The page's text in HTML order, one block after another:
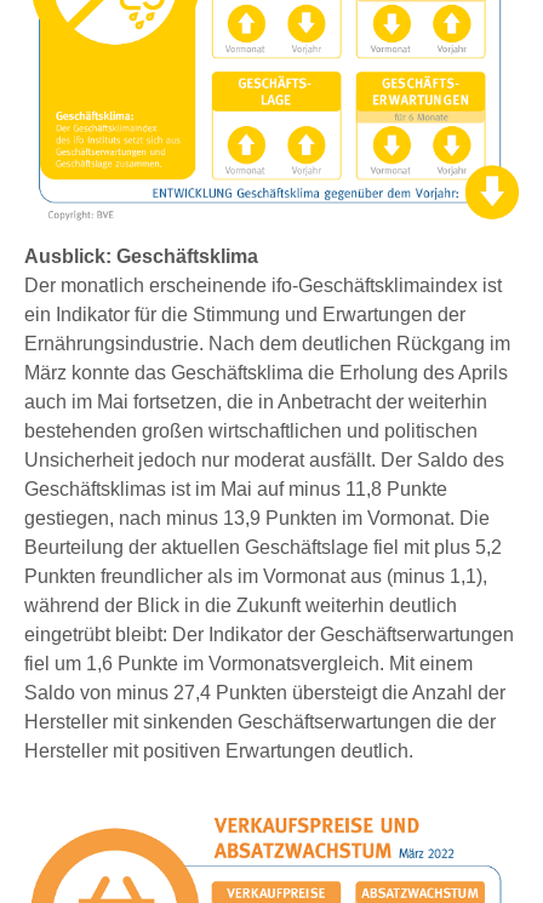
Ausblick: Geschäftsklima
Der monatlich erscheinende ifo-Geschäftsklimaindex ist
ein Indikator für die Stimmung und Erwartungen der
Ernährungsindustrie. Nach dem deutlichen Rückgang im
März konnte das Geschäftsklima die Erholung des Aprils
auch im Mai fortsetzen, die in Anbetracht der weiterhin
bestehenden großen wirtschaftlichen und politischen
Unsicherheit jedoch nur moderat ausfällt. Der Saldo des
Geschäftsklimas ist im Mai auf minus 11,8 Punkte
gestiegen, nach minus 13,9 Punkten im Vormonat. Die
Beurteilung der aktuellen Geschäftslage fiel mit plus 5,2
Punkten freundlicher als im Vormonat aus (minus 1,1),
während der Blick in die Zukunft weiterhin deutlich
eingetrübt bleibt: Der Indikator der Geschäftserwartungen
fiel um 1,6 Punkte im Vormonatsvergleich. Mit einem
Saldo von minus 27,4 Punkten übersteigt die Anzahl der
Hersteller mit sinkenden Geschäftserwartungen die der
Hersteller mit positiven Erwartungen deutlich.